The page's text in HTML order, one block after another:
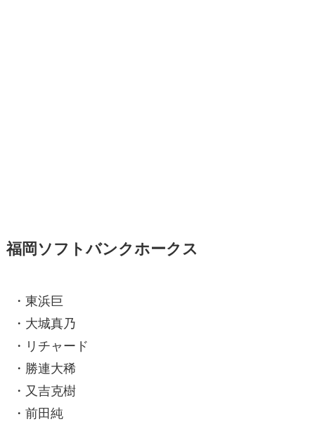
福岡ソフトバンクホークス
・東浜巨
・大城真乃
・リチャード
・勝連大稀
・又吉克樹
・前田純